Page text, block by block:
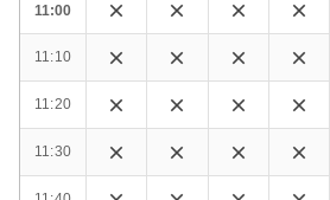
11:00
11:10
11:20
11:30